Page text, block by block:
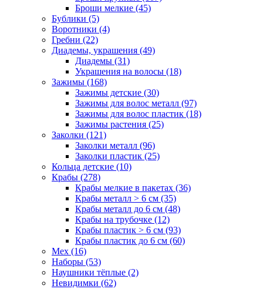
Броши мелкие (45)
Бублики (5)
Воротники (4)
Гребни (22)
Диадемы, украшения (49)
Диадемы (31)
Украшения на волосы (18)
Зажимы (168)
Зажимы детские (30)
Зажимы для волос металл (97)
Зажимы для волос пластик (18)
Зажимы растения (25)
Заколки (121)
Заколки металл (96)
Заколки пластик (25)
Кольца детские (10)
Крабы (278)
Крабы мелкие в пакетах (36)
Крабы металл > 6 см (35)
Крабы металл до 6 см (48)
Крабы на трубочке (12)
Крабы пластик > 6 см (93)
Крабы пластик до 6 см (60)
Мех (16)
Наборы (53)
Наушники тёплые (2)
Невидимки (62)